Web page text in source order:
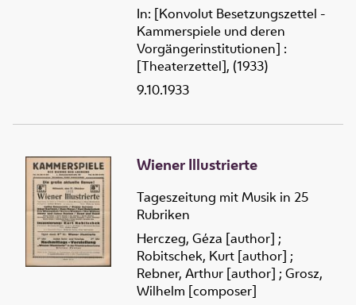
In: [Konvolut Besetzungszettel -
Kammerspiele und deren
Vorgängerinstitutionen] :
[Theaterzettel], (1933)
9.10.1933
Wiener Illustrierte
Tageszeitung mit Musik in 25
Rubriken
Herczeg, Géza [author] ;
Robitschek, Kurt [author] ;
Rebner, Arthur [author] ; Grosz,
Wilhelm [composer]